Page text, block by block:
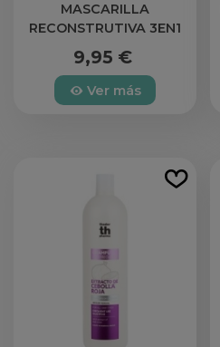
MASCARILLA
RECONSTRUTIVA 3EN1
CURLYCARE TH
9,95 €
Ver más